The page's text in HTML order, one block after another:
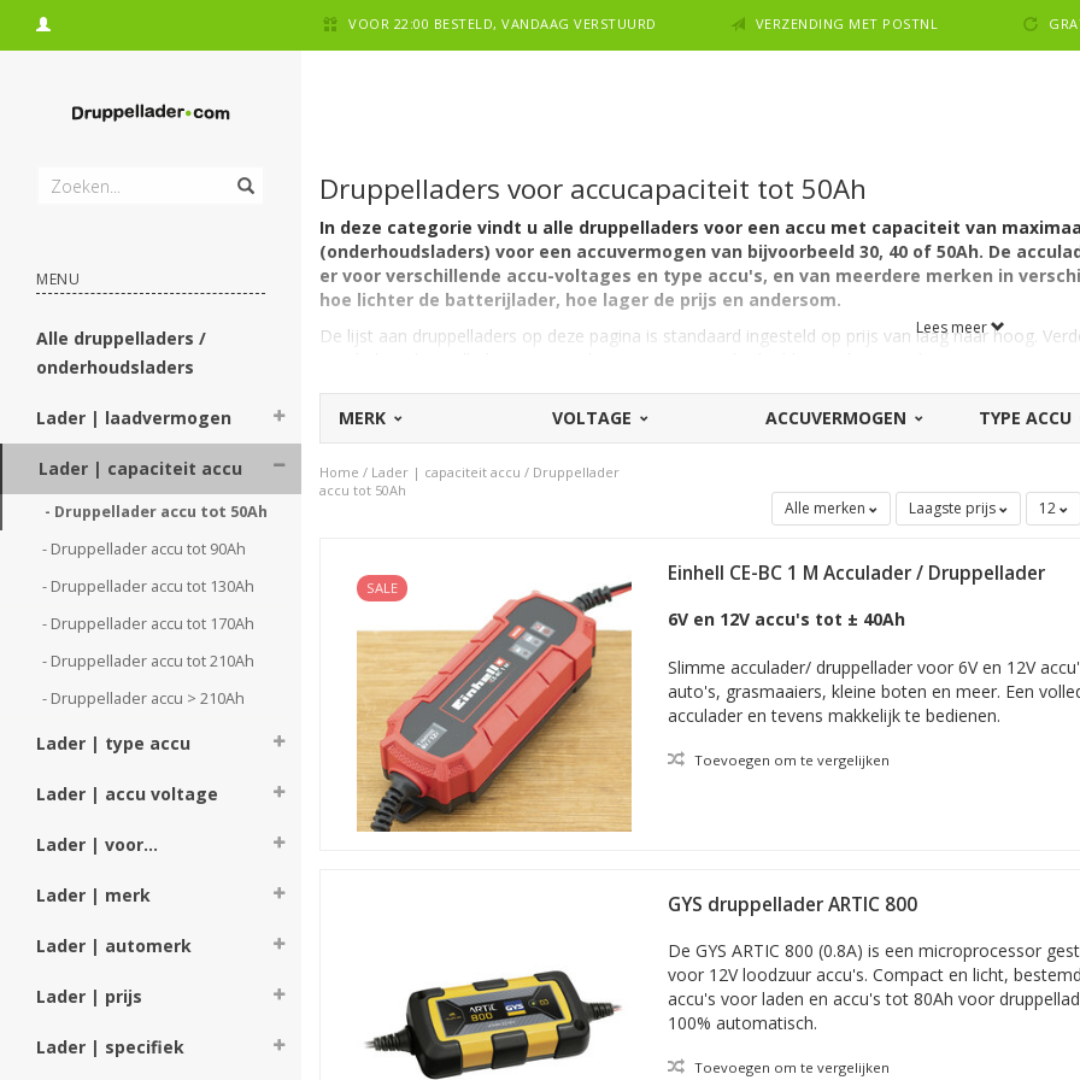
VOOR 22:00 BESTELD, VANDAAG VERSTUURD VERZENDING MET POSTNL
MENU
Alle druppelladers /
onderhoudsladers
Lader | laadvermogen
Lader | capaciteit accu
- Druppellader accu tot 50Ah
- Druppellader accu tot 90Ah
- Druppellader accu tot 130Ah
- Druppellader accu tot 170Ah
- Druppellader accu tot 210Ah
- Druppellader accu > 210Ah
Lader | type accu
Lader | accu voltage
Lader | voor...
Lader | merk
Lader | automerk
Lader | prijs
Lader | specifiek
Druppelladers voor accucapaciteit tot 50Ah
In deze categorie vindt u alle druppelladers voor een accu met capaciteit van
(onderhoudsladers) voor een accuvermogen van bijvoorbeeld 30, 40 of 50Ah. De
er voor verschillende accu-voltages en type accu's, en van meerdere merken in
hoe lichter de batterijlader, hoe lager de prijs en andersom.
De lijst aan druppelladers op deze pagina is standaard ingesteld op prijs van laag naar hoog.
Zowel deze categorie met onderhoudsladers tot 50Ah als de volgende categorie met laders tot
menu) geschikt zijn voor het laden en onderhouden van de lichtere accu's. Het laden gaat dan
krachtiger lader meer flexibiliteit, ook met het oog op het laden van een zwaardere accu in de
zwaardere laders is ook alvast opgenomen in de categorie die u nu bekijkt.
Druppellader voor welk type accu en voltage?
Behalve de capaciteit van de accu uitgedrukt in Ah zijn zoals al aangestipt in elk geval nog de
van belang: voor welk type accu en welk voltage deze is. Zoekt u bijvoorbeeld een lader met
van 12 volt, geef dit dan aan in het filter. Vervolgens maakt u op basis van merk, prijs, foto's en
Lees meer
MERK VOLTAGE ACCUVERMOGEN TYPE ACCU
Home / Lader | capaciteit accu / Druppellader
accu tot 50Ah
Alle merken Laagste prijs 12
SALE
Einhell CE-BC 1 M Acculader / Druppellader
6V en 12V accu's tot ± 40Ah
Slimme acculader/ druppellader voor 6V en 12V
auto's, grasmaaiers, kleine boten en meer. Een
acculader en tevens makkelijk te bedienen.
Toevoegen om te vergelijken
GYS druppellader ARTIC 800
De GYS ARTIC 800 (0.8A) is een microprocessor
voor 12V loodzuur accu's. Compact en licht,
accu's voor laden en accu's tot 80Ah voor
100% automatisch.
Toevoegen om te vergelijken